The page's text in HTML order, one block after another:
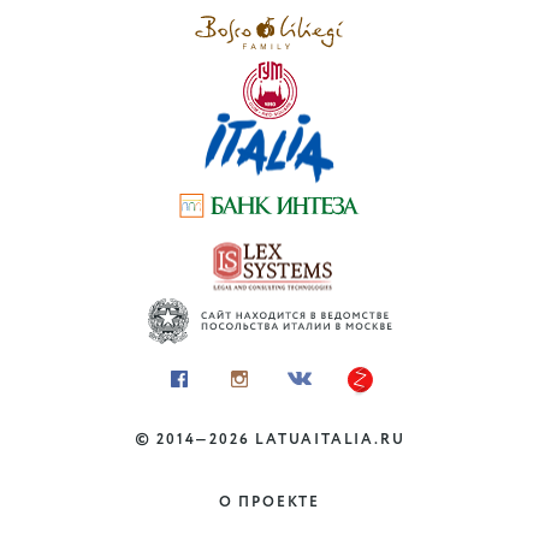
Микеланджело
КУЛЬТУРА И ИСКУССТВО
Керамика Виетри-суль-
© 2014—2026 LATUAITALIA.RU
О ПРОЕКТЕ